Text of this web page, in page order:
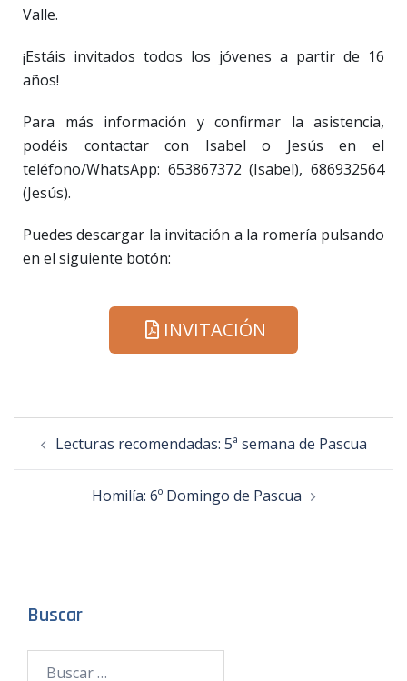
Valle.
¡Estáis invitados todos los jóvenes a partir de 16
años!
Para más información y confirmar la asistencia,
podéis contactar con Isabel o Jesús en el
teléfono/WhatsApp: 653867372 (Isabel), 686932564
(Jesús).
Puedes descargar la invitación a la romería pulsando
en el siguiente botón:
INVITACIÓN
Lecturas recomendadas: 5ª semana de Pascua
Homilía: 6º Domingo de Pascua
Buscar